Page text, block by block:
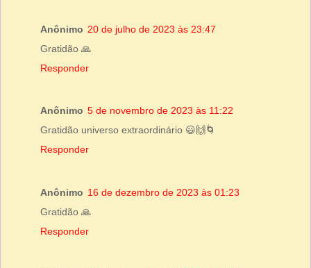
Anônimo 20 de julho de 2023 às 23:47
Gratidão 🙏
Responder
Anônimo 5 de novembro de 2023 às 11:22
Gratidão universo extraordinário 😃🙌🌀
Responder
Anônimo 16 de dezembro de 2023 às 01:23
Gratidão 🙏
Responder